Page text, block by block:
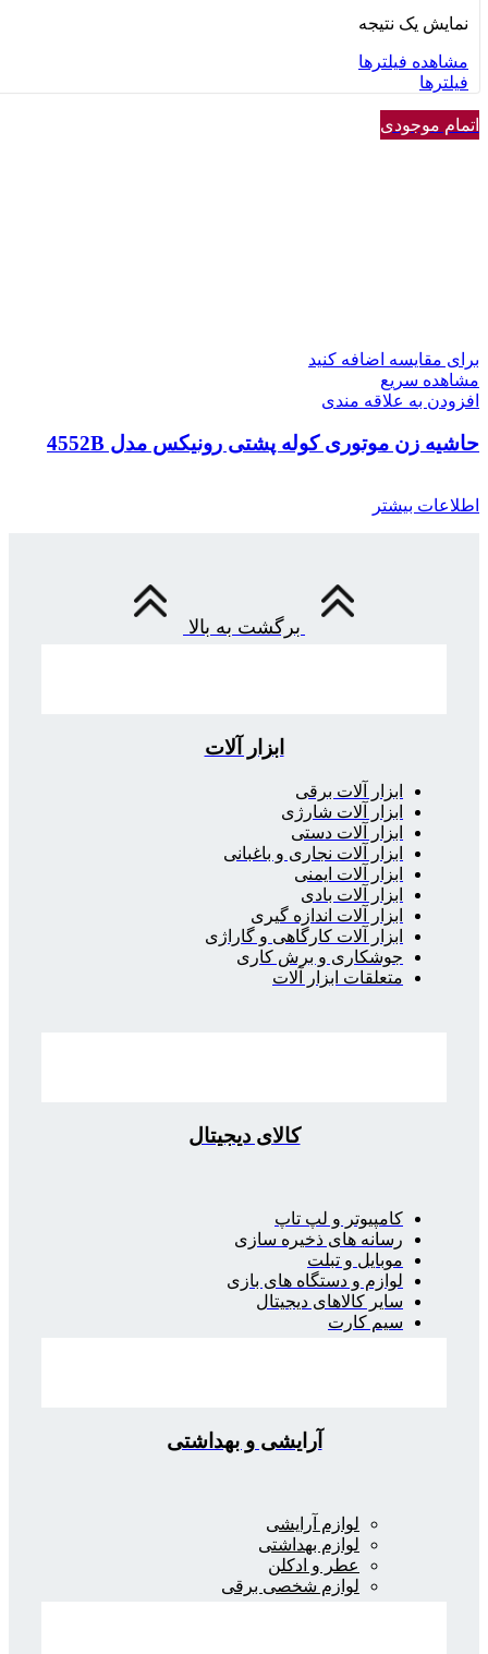
نمایش یک نتیجه
مشاهده فیلترها
فیلترها
اتمام موجودی
برای مقایسه اضافه کنید
مشاهده سریع
افزودن به علاقه مندی
حاشیه زن موتوری کوله پشتی رونیکس مدل 4552B
اطلاعات بیشتر
برگشت به بالا
ابزار آلات
ابزار آلات برقی
ابزار آلات شارژی
ابزار آلات دستی
ابزار آلات نجاری و باغبانی
ابزار آلات ایمنی
ابزار آلات بادی
ابزار آلات اندازه گیری
ابزار آلات کارگاهی و گاراژی
جوشکاری و برش کاری
متعلقات ابزار آلات
کالای دیجیتال
کامپیوتر و لپ تاپ
رسانه های ذخیره سازی
موبایل و تبلت
لوازم و دستگاه های بازی
سایر کالاهای دیجیتال
سیم کارت
آرایشی و بهداشتی
لوازم آرایشی
لوازم بهداشتی
عطر و ادکلن
لوازم شخصی برقی